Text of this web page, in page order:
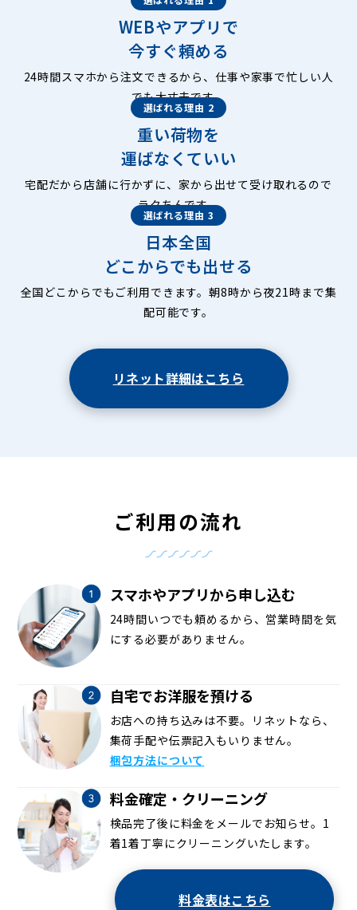
WEBやアプリで
今すぐ頼める
24時間スマホから注文できるから、仕事や家事で忙しい人
でも大丈夫です。
選ばれる理由 2
重い荷物を
運ばなくていい
宅配だから店舗に行かずに、家から出せて受け取れるので
ラクちんです。
選ばれる理由 3
日本全国
どこからでも出せる
全国どこからでもご利用できます。朝8時から夜21時まで集
配可能です。
リネット詳細はこちら
ご利用の流れ
スマホやアプリから申し込む
24時間いつでも頼めるから、営業時間を気
にする必要がありません。
自宅でお洋服を預ける
お店への持ち込みは不要。リネットなら、
集荷手配や伝票記入もいりません。
梱包方法について
料金確定・クリーニング
検品完了後に料金をメールでお知らせ。1
着1着丁寧にクリーニングいたします。
料金表はこちら